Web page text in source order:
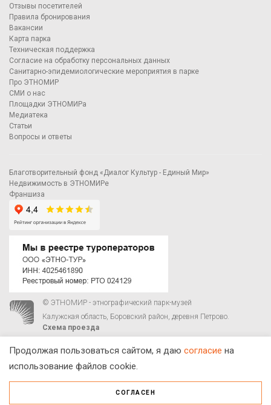
Отзывы посетителей
Правила бронирования
Вакансии
Карта парка
Техническая поддержка
Согласие на обработку персональных данных
Санитарно-эпидемиологические мероприятия в парке
Про ЭТНОМИР
СМИ о нас
Площадки ЭТНОМИРа
Медиатека
Статьи
Вопросы и ответы
Благотворительный фонд «Диалог Культур - Единый Мир»
Недвижимость в ЭТНОМИРе
Франшиза
© ЭТНОМИР - этнографический парк-музей
Калужская область, Боровский район, деревня Петрово.
Схема проезда
Продолжая пользоваться сайтом, я даю согласие на
использование файлов cookie.
СОГЛАСЕН